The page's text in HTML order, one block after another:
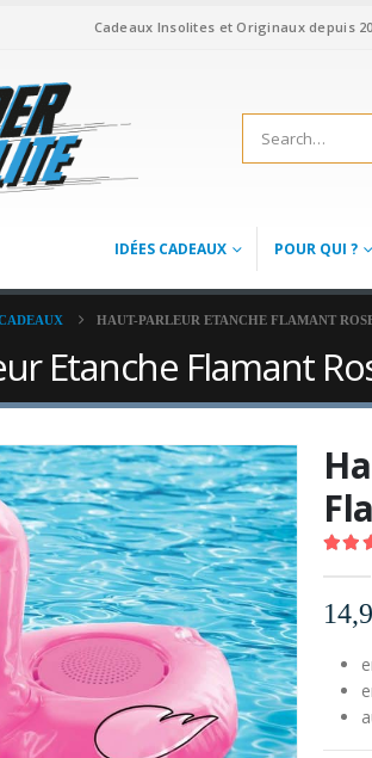
Cadeaux Insolites et Originaux depuis
IDÉES CADEAUX POUR QUI ?
HAUT-PARLEUR ETANCHE FLAMANT
Etanche Flamant